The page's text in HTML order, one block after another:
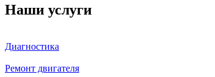
Наши услуги
Диагностика
Ремонт двигателя